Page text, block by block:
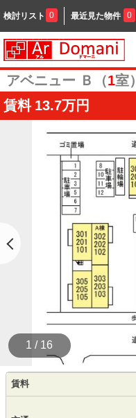
検討リスト 0 最近見た物件 0
アベニュー Ｂ（1室）
賃料 13.7万円
1 / 16
賃料